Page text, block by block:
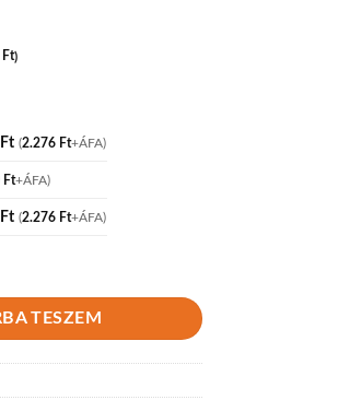
Ft)
Ft (2.276 Ft+ÁFA)
Ft+ÁFA)
Ft (2.276 Ft+ÁFA)
TESZEM